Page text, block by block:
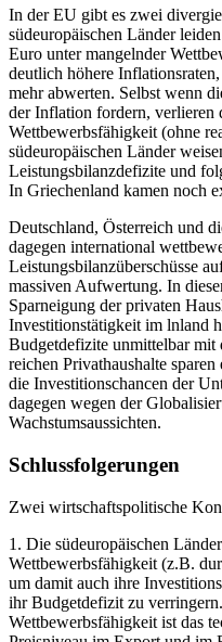
In der EU gibt es zwei
südeuropäischen Länder
Euro unter mangelnder
deutlich höhere
mehr abwerten. Selbst wenn
der Inflation fordern, verlieren
Wettbewerbsfähigkeit (ohne
südeuropäischen Länder
Leistungsbilanzdefizite und
In Griechenland kamen noch
Deutschland, Österreich und
dagegen international
Leistungsbilanzüberschüsse
massiven Aufwertung. In
Sparneigung der privaten
Investitionstätigkeit im lnland
Budgetdefizite unmittelbar mit
reichen Privathaushalte
die Investitionschancen der
dagegen wegen der
Wachstumsaussichten.
Schlussfolgerungen
Zwei wirtschaftspolitische
1. Die südeuropäischen
Wettbewerbsfähigkeit (z.B.
um damit auch ihre
ihr Budgetdefizit zu
Wettbewerbsfähigkeit ist das